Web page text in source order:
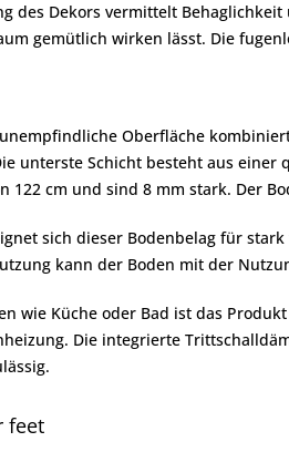
des Dekors vermittelt
gemütlich wirken lässt. Die
Oberfläche
unterste Schicht besteht aus
122 cm und sind 8 mm stark. Der
sich dieser Bodenbelag für
kann der Boden mit der
wie Küche oder Bad ist das
Die integrierte
feet